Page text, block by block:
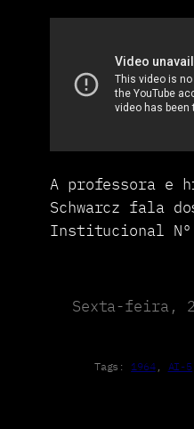
A professora e
Schwarcz fala
Institucional
Sexta-feira, 2
Tags: 1964, AI-5